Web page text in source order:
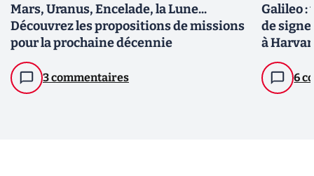
Mars, Uranus, Encelade, la Lune...
Découvrez les propositions de missions
pour la prochaine décennie
3 commentaires
Galileo :
de
à
6